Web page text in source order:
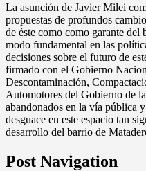
La asunción de Javier Milei
propuestas de profundos
de éste como como garante del
modo fundamental en las
decisiones sobre el futuro de
firmado con el Gobierno
Descontaminación,
Automotores del Gobierno de
abandonados en la vía pública
desguace en este espacio tan
desarrollo del barrio de
Post Navigation